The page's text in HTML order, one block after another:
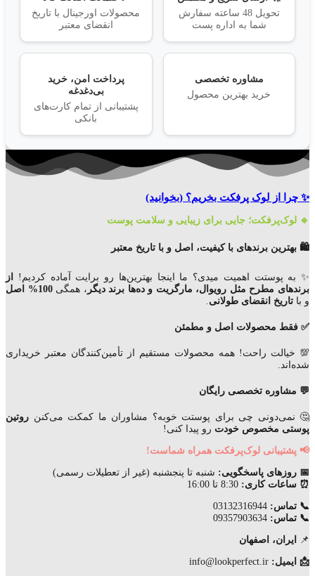
تحویل 48 ساعته سفارش
شما به اداره پست
محصولات اورجینال با تاریخ
انقضای معتبر
مشاوره تخصصی
خرید بهترین محصول
پرداخت امن، خرید
بی‌دغدغه
پشتیبانی از تمام کارت‌های
بانکی
✨ چرا از لوک پرفکت بخریم؟ (بخوانید)
🔹 لوک‌پرفکت؛ جایی برای زیبایی و سلامت پوست
🛍️ بهترین برندهای با کیفیت، اصل و با تاریخ معتبر
✨ به پوستت اهمیت میدی؟ ما اینجا بهترین‌ها رو برایت آماده کردیم!
از
برندهای مطرح مثل رویوال، مارگریت و ده‌ها برند دیگر ، همگی100% اصل
و با تاریخ انقضای طولانی.
✅ فقط محصولات اصل و مطمئن
💯 خیالت راحت! همه محصولات مستقیم از تأمین‌کنندگان معتبر خریداری
شده‌اند.
💬 مشاوره تخصصی رایگان
🤔 نمی‌دونی چی برای پوستت خوبه؟ مشاوران ما کمکت می‌کنن روتین
پوستی مخصوص خودت رو پیدا کنی!
📢 پشتیبانی لوک‌پرفکت همراه شماست!
📅 روزهای پاسخگویی: شنبه تا پنجشنبه (غیر از تعطیلات رسمی)
⏰ ساعات کاری:
📞 تماس:
📞 تماس:
📌 ایران، اصفهان
📩 ایمیل: